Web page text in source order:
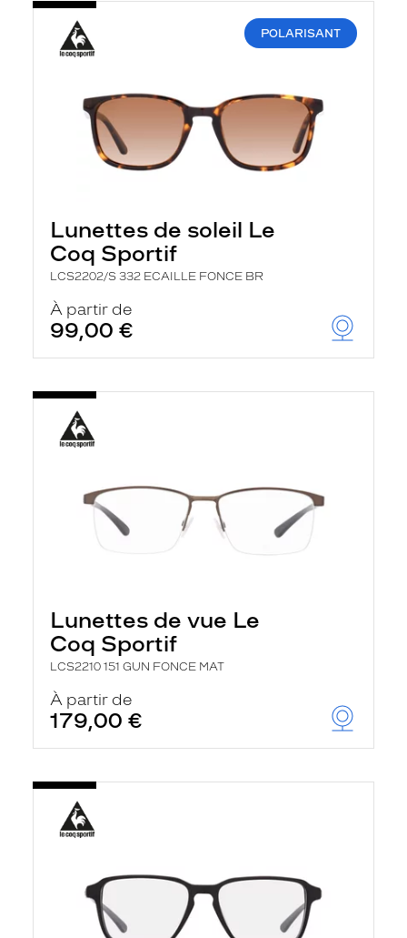
POLARISANT
Lunettes de soleil Le
Coq Sportif
LCS2202/S 332 ECAILLE FONCE BR
À partir de
99,00 €
Lunettes de vue Le
Coq Sportif
LCS2210 151 GUN FONCE MAT
À partir de
179,00 €